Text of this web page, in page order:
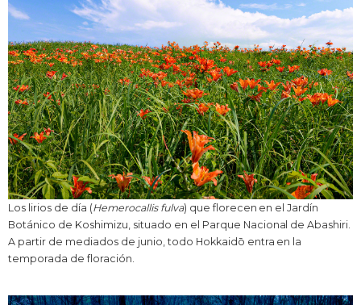
Los lirios de día (Hemerocallis fulva) que florecen en el Jardín
Botánico de Koshimizu, situado en el Parque Nacional de Abashiri.
A partir de mediados de junio, todo Hokkaidō entra en la
temporada de floración.